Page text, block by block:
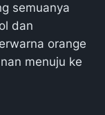
semuanya
dan
orange
menuju ke